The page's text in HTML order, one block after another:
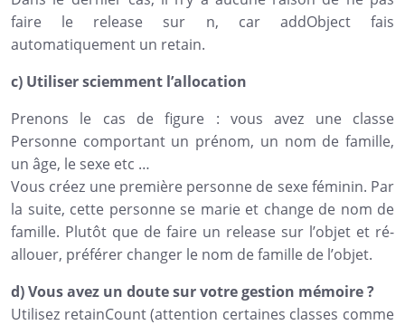
faire le release sur n, car addObject fais
automatiquement un retain.
c) Utiliser sciemment l’allocation
Prenons le cas de figure : vous avez une classe
Personne comportant un prénom, un nom de famille,
un âge, le sexe etc …
Vous créez une première personne de sexe féminin. Par
la suite, cette personne se marie et change de nom de
famille. Plutôt que de faire un release sur l’objet et ré-
allouer, préférer changer le nom de famille de l’objet.
d) Vous avez un doute sur votre gestion mémoire ?
Utilisez retainCount (attention certaines classes comme